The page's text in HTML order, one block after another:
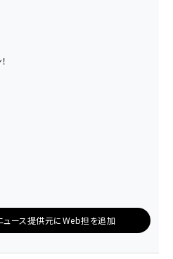
ュース提供元にWeb担を追加